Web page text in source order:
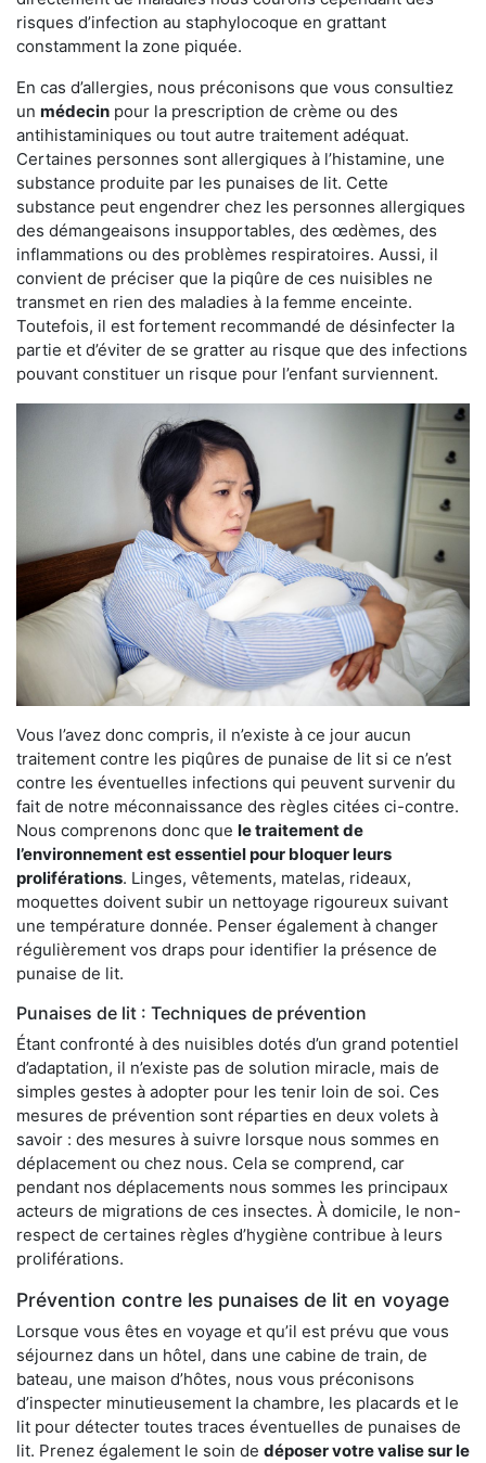
risques d’infection au staphylocoque en grattant
constamment la zone piquée.
En cas d’allergies, nous préconisons que vous consultiez
un médecin pour la prescription de crème ou des
antihistaminiques ou tout autre traitement adéquat.
Certaines personnes sont allergiques à l’histamine, une
substance produite par les punaises de lit. Cette
substance peut engendrer chez les personnes allergiques
des démangeaisons insupportables, des œdèmes, des
inflammations ou des problèmes respiratoires. Aussi, il
convient de préciser que la piqûre de ces nuisibles ne
transmet en rien des maladies à la femme enceinte.
Toutefois, il est fortement recommandé de désinfecter la
partie et d’éviter de se gratter au risque que des infections
pouvant constituer un risque pour l’enfant surviennent.
Vous l’avez donc compris, il n’existe à ce jour aucun
traitement contre les piqûres de punaise de lit si ce n’est
contre les éventuelles infections qui peuvent survenir du
fait de notre méconnaissance des règles citées ci-contre.
Nous comprenons donc que le traitement de
l’environnement est essentiel pour bloquer leurs
proliférations. Linges, vêtements, matelas, rideaux,
moquettes doivent subir un nettoyage rigoureux suivant
une température donnée. Penser également à changer
régulièrement vos draps pour identifier la présence de
punaise de lit.
Punaises de lit : Techniques de prévention
Étant confronté à des nuisibles dotés d’un grand potentiel
d’adaptation, il n’existe pas de solution miracle, mais de
simples gestes à adopter pour les tenir loin de soi. Ces
mesures de prévention sont réparties en deux volets à
savoir : des mesures à suivre lorsque nous sommes en
déplacement ou chez nous. Cela se comprend, car
pendant nos déplacements nous sommes les principaux
acteurs de migrations de ces insectes. À domicile, le non-
respect de certaines règles d’hygiène contribue à leurs
proliférations.
Prévention contre les punaises de lit en voyage
Lorsque vous êtes en voyage et qu’il est prévu que vous
séjournez dans un hôtel, dans une cabine de train, de
bateau, une maison d’hôtes, nous vous préconisons
d’inspecter minutieusement la chambre, les placards et le
lit pour détecter toutes traces éventuelles de punaises de
lit. Prenez également le soin de déposer votre valise sur le